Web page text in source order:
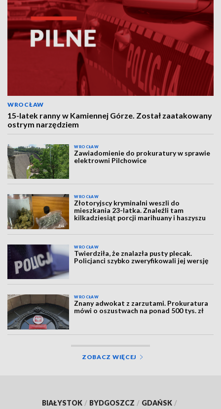
WROCŁAW
15-latek ranny w Kamiennej Górze. Został zaatakowany
ostrym narzędziem
WROCŁAW
Zawiadomienie do prokuratury w sprawie
elektrowni Pilchowice
WROCŁAW
Złotoryjscy kryminalni weszli do
mieszkania 23-latka. Znaleźli tam
kilkadziesiąt porcji marihuany i haszyszu
WROCŁAW
Twierdziła, że znalazła pusty plecak.
Policjanci szybko zweryfikowali jej wersję
WROCŁAW
Znany adwokat z zarzutami. Prokuratura
mówi o oszustwach na ponad 500 tys. zł
ZOBACZ WIĘCEJ
BIAŁYSTOK / BYDGOSZCZ / GDAŃSK /